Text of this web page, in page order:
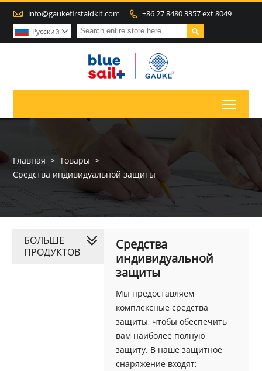
 info@gaukefirstaidkit.com  +86 27 8480 3357 ext 8049

Pусский 
Главная > Товары >
Средства индивидуальной защиты
Средства
индивидуальной
защиты
Мы предоставляем
комплексные средства
защиты, чтобы обеспечить
вам наиболее полную
защиту. В наше защитное
снаряжение входят:
БОЛЬШЕ
ПРОДУКТОВ